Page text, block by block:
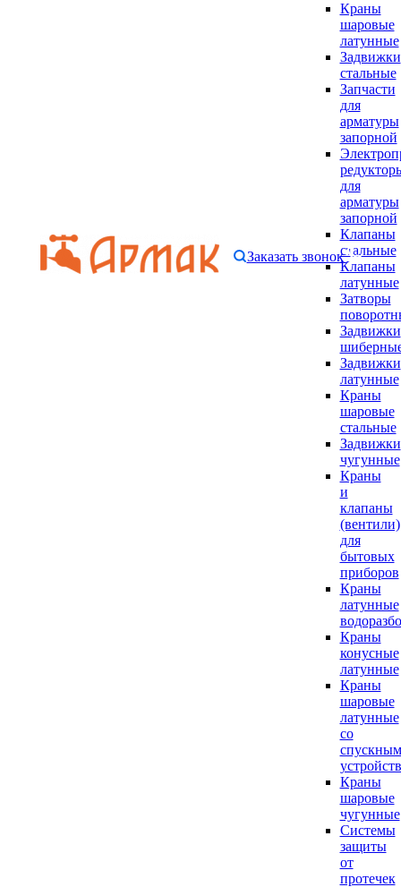
Краны
шаровые
латунные
Задвижки
стальные
Запчасти
для
арматуры
запорной
для
арматуры
запорной
Клапаны
стальные
Клапаны
латунные
Затворы
Задвижки
Задвижки
латунные
Краны
шаровые
стальные
Задвижки
чугунные
Краны
и
клапаны
(вентили)
для
бытовых
приборов
Краны
латунные
Краны
конусные
латунные
Краны
шаровые
латунные
со
спускным
Краны
шаровые
чугунные
Системы
защиты
от
протечек
Заказать звонок